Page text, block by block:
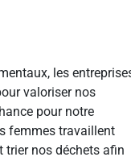
les
valoriser nos
pour notre
femmes travaillent
trier nos déchets afin